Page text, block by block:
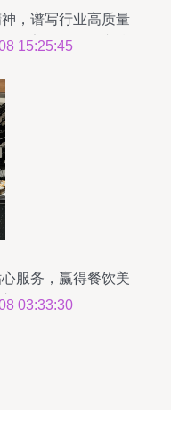
，谱写行业高质量
品安全工作会议精
15:25:45
服务，赢得餐饮美
03:33:30